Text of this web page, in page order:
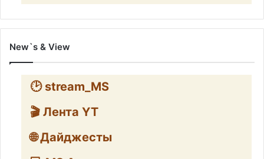
New`s & View
🕑 stream_MS
🎬 Лента YT
🌐 Дайджесты